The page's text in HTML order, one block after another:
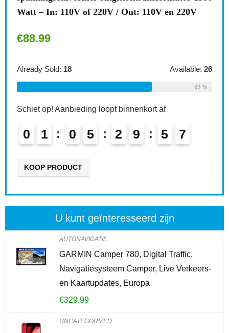
110V en 220V
Available:
af
5 6
kinderbeveiliging, kleur: wit
Schiet op! Aanbieding loopt
2 5
U kunt geïnteresseerd zijn
AUTONAVIGATIE
GARMIN Camper 780, Digital Traffic,
Navigatiesysteem Camper, Live Verkeers-
en Kaartupdates, Europa
€329.99
UNCATEGORIZED